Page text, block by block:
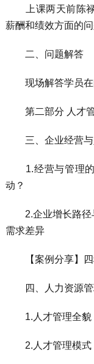
上课两天前陈禄
薪酬和绩效方面的问
二、问题解答
现场解答学员在
第二部分 人才管
三、企业经营与
1.经营与管理的
动？
2.企业增长路径
需求差异
【案例分享】四
四、人力资源管
1.人才管理全貌
2.人才管理模式